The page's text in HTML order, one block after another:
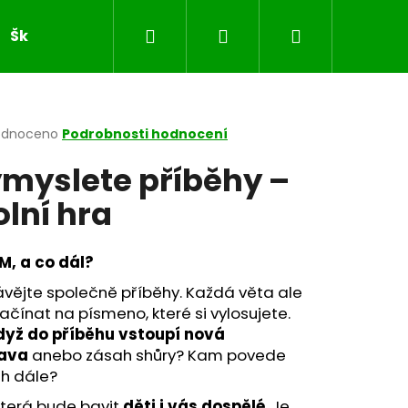
Školní sešity JARO VELIKONOCE
Hledat PřihlášeníNákupní
Podrobnosti hodnocení
příběhy –
hra
a co dál?
společně příběhy. Každá věta ale
na písmeno, které si vylosujete.
do příběhu vstoupí nová
anebo zásah shůry? Kam povede
dále?